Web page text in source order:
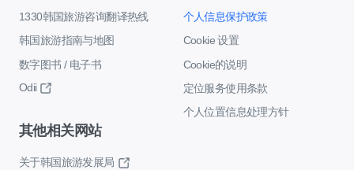
1330韩国旅游咨询翻译热线
韩国旅游指南与地图
数字图书 / 电子书
Odii
个人信息保护政策
Cookie 设置
Cookie的说明
定位服务使用条款
个人位置信息处理方针
其他相关网站
关于韩国旅游发展局